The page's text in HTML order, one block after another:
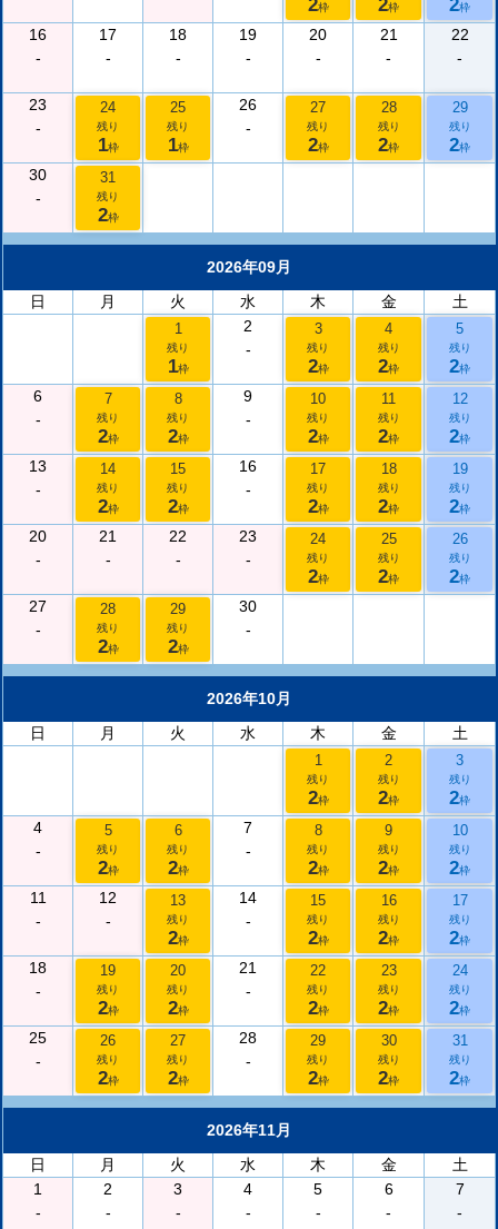
2枠 2枠 2枠
16
-
17
-
18
-
19
-
20
-
21
-
22
-
23
-
24
残り
1枠
25
残り
1枠
26
-
27
残り
2枠
28
残り
2枠
29
残り
2枠
30
-
31
残り
2枠
2026年09月
日
月 火 水 木 金 土
1
残り
1枠
2
-
3
残り
2枠
4
残り
2枠
5
残り
2枠
6
-
7
残り
2枠
8
残り
2枠
9
-
10
残り
2枠
11
残り
2枠
12
残り
2枠
13
-
14
残り
2枠
15
残り
2枠
16
-
17
残り
2枠
18
残り
2枠
19
残り
2枠
20
-
21
-
22
-
23
-
24
残り
2枠
25
残り
2枠
26
残り
2枠
27
-
28
残り
2枠
29
残り
2枠
30
-
2026年10月
日
月 火 水 木 金 土
1
残り
2枠
2
残り
2枠
3
残り
2枠
4
-
5
残り
2枠
6
残り
2枠
7
-
8
残り
2枠
9
残り
2枠
10
残り
2枠
11
-
12
-
13
残り
2枠
14
-
15
残り
2枠
16
残り
2枠
17
残り
2枠
18
-
19
残り
2枠
20
残り
2枠
21
-
22
残り
2枠
23
残り
2枠
24
残り
2枠
25
-
26
残り
2枠
27
残り
2枠
28
-
29
残り
2枠
30
残り
2枠
31
残り
2枠
2026年11月
日
月 火 水 木 金
土
1
-
2
-
3
-
4
-
5
-
6
-
7
-